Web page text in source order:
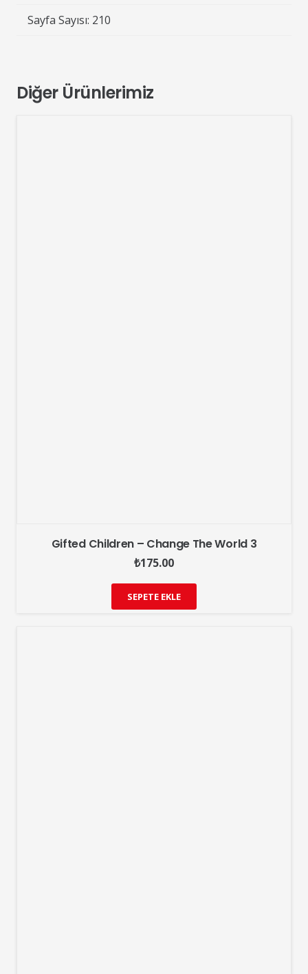
Sayfa Sayısı: 210
Diğer Ürünlerimiz
Gifted Children – Change The World 3
₺175.00
SEPETE EKLE